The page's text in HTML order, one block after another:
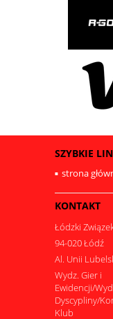
SZYBKIE
strona
KONTAKT
Łódzki
94-020 Łódź
Al. Unii
Wydz. Gier i
Ewidencji/
Dyscypliny/
Klub